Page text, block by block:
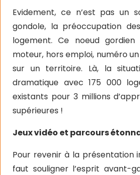
Evidement, ce n’est pas un
gondole, la préoccupation
logement. Ce noeud
moteur, hors emploi, numéro
sur un territoire. Là, la
dramatique avec 175 000
existants pour 3 millions
supérieures !
Jeux vidéo et parcours
Pour revenir à la présentation
faut souligner l’esprit avant-